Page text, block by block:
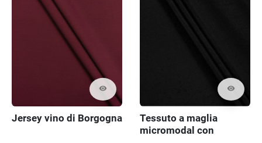
visibility
Jersey vino di Borgogna
visibility
Tessuto a maglia
micromodal con